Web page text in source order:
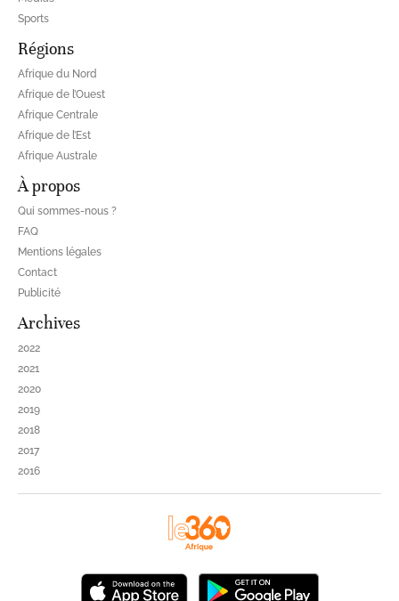
Sports
Régions
Afrique du Nord
Afrique de l’Ouest
Afrique Centrale
Afrique de l’Est
Afrique Australe
À propos
Qui sommes-nous ?
FAQ
Mentions légales
Contact
Publicité
Archives
2022
2021
2020
2019
2018
2017
2016